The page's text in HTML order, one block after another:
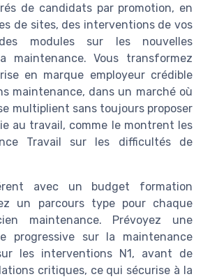
de candidats par promotion, en
de sites, des interventions de vos
modules sur les nouvelles
maintenance. Vous transformez
en marque employeur crédible
maintenance, dans un marché où
multiplient sans toujours proposer
au travail, comme le montrent les
Travail sur les difficultés de
avec un budget formation
un parcours type pour chaque
maintenance. Prévoyez une
progressive sur la maintenance
les interventions N1, avant de
critiques, ce qui sécurise à la